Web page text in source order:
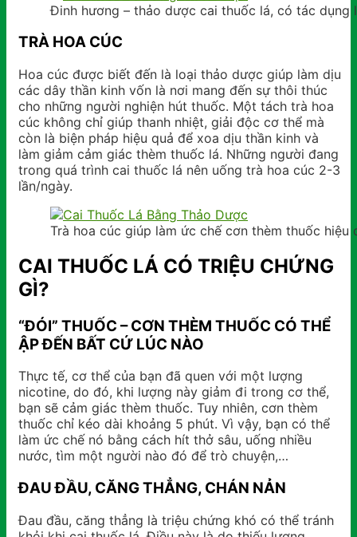
Đinh hương – thảo dược cai thuốc lá, có tác dụng
TRÀ HOA CÚC
Hoa cúc được biết đến là loại thảo dược giúp làm dịu
các dây thần kinh vốn là nơi mang đến sự thôi thúc
cho những người nghiện hút thuốc. Một tách trà hoa
cúc không chỉ giúp thanh nhiệt, giải độc cơ thể mà
còn là biện pháp hiệu quả để xoa dịu thần kinh và
làm giảm cảm giác thèm thuốc lá. Những người đang
trong quá trình cai thuốc lá nên uống trà hoa cúc 2-3
lần/ngày.
Trà hoa cúc giúp làm ức chế cơn thèm thuốc hiệu
CAI THUỐC LÁ CÓ TRIỆU CHỨNG
GÌ?
“ĐÓI” THUỐC – CƠN THÈM THUỐC CÓ THỂ
ẬP ĐẾN BẤT CỨ LÚC NÀO
Thực tế, cơ thể của bạn đã quen với một lượng
nicotine, do đó, khi lượng này giảm đi trong cơ thể,
bạn sẽ cảm giác thèm thuốc. Tuy nhiên, cơn thèm
thuốc chỉ kéo dài khoảng 5 phút. Vì vậy, bạn có thể
làm ức chế nó bằng cách hít thở sâu, uống nhiều
nước, tìm một người nào đó để trò chuyện,…
ĐAU ĐẦU, CĂNG THẲNG, CHÁN NẢN
Đau đầu, căng thẳng là triệu chứng khó có thể tránh